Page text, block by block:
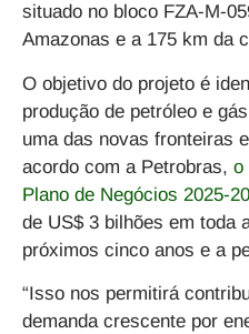
situado no bloco FZA-M-
Amazonas e a 175 km da
O objetivo do projeto é
produção de petróleo e
uma das novas fronteiras
acordo com a Petrobras, o
Plano de Negócios 2025-
de US$ 3 bilhões em toda
próximos cinco anos e a
“Isso nos permitirá
demanda crescente por